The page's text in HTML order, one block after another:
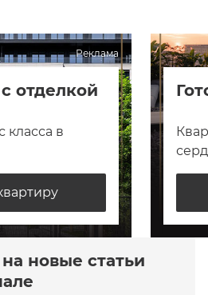
Реклама
отделкой
класса в
новые статьи